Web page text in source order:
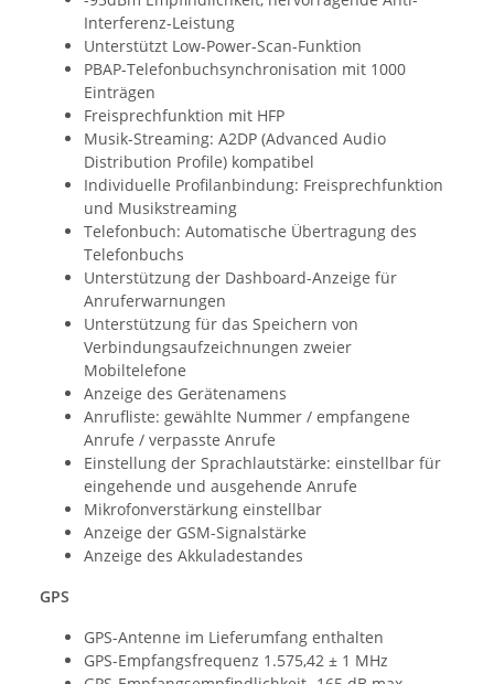
Interferenz-Leistung
Unterstützt Low-Power-Scan-Funktion
PBAP-Telefonbuchsynchronisation mit 1000
Einträgen
Freisprechfunktion mit HFP
Musik-Streaming: A2DP (Advanced Audio
Distribution Profile) kompatibel
Individuelle Profilanbindung: Freisprechfunktion
und Musikstreaming
Telefonbuch: Automatische Übertragung des
Telefonbuchs
Unterstützung der Dashboard-Anzeige für
Anruferwarnungen
Unterstützung für das Speichern von
Verbindungsaufzeichnungen zweier
Mobiltelefone
Anzeige des Gerätenamens
Anrufliste: gewählte Nummer / empfangene
Anrufe / verpasste Anrufe
Einstellung der Sprachlautstärke: einstellbar für
eingehende und ausgehende Anrufe
Mikrofonverstärkung einstellbar
Anzeige der GSM-Signalstärke
Anzeige des Akkuladestandes
GPS
GPS-Antenne im Lieferumfang enthalten
GPS-Empfangsfrequenz 1.575,42 ± 1 MHz